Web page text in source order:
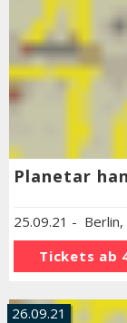
25.09.21 - Berlin,
Tickets ab
26.09.21